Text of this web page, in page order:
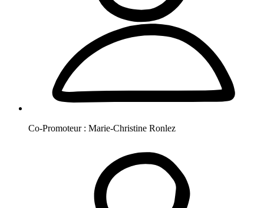
Co-Promoteur : Marie-Christine Ronlez